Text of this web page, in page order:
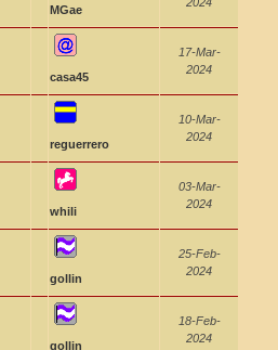
MGae
casa45
17-Mar-
2024
reguerrero
10-Mar-
2024
whili
03-Mar-
2024
gollin
25-Feb-
2024
gollin
18-Feb-
2024